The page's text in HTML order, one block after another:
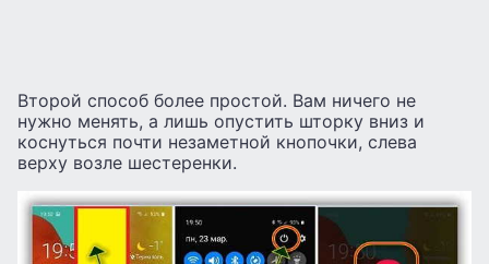
Второй способ более простой. Вам ничего не
нужно менять, а лишь опустить шторку вниз и
коснуться почти незаметной кнопочки, слева
верху возле шестеренки.